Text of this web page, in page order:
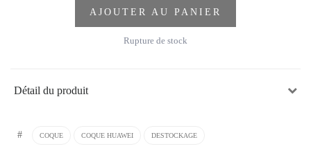
AJOUTER AU PANIER
Rupture de stock
Détail du produit
# COQUE COQUE HUAWEI DESTOCKAGE